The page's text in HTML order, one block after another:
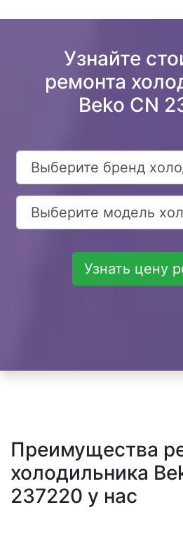
Узнайте
ремонта
Beko CN
Узнать цену
Преимущества
холодильника
237220 у нас